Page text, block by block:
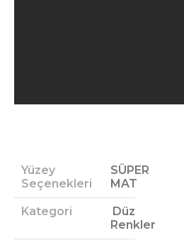
Yüzey
Seçenekleri
SÜPER
MAT
Kategori
Düz
Renkler